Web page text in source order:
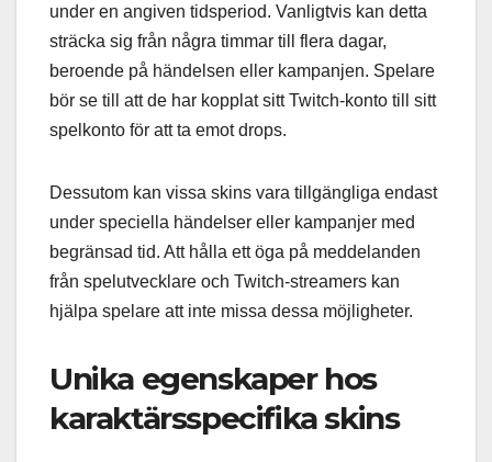
under en angiven tidsperiod. Vanligtvis kan detta
sträcka sig från några timmar till flera dagar,
beroende på händelsen eller kampanjen. Spelare
bör se till att de har kopplat sitt Twitch-konto till sitt
spelkonto för att ta emot drops.
Dessutom kan vissa skins vara tillgängliga endast
under speciella händelser eller kampanjer med
begränsad tid. Att hålla ett öga på meddelanden
från spelutvecklare och Twitch-streamers kan
hjälpa spelare att inte missa dessa möjligheter.
Unika egenskaper hos
karaktärsspecifika skins